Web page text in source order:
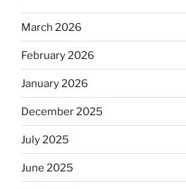
March 2026
February 2026
January 2026
December 2025
July 2025
June 2025